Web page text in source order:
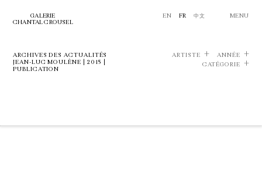
GALERIE
CHANTAL CROUSEL
EN FR 中文 MENU
ARCHIVES DES ACTUALITÉS
JEAN-LUC MOULÈNE | 2015 |
PUBLICATION
ARTISTE
ANNÉE
CATÉGORIE